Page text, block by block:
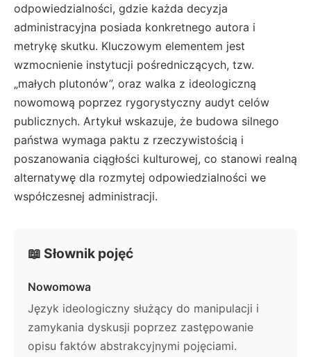
odpowiedzialności, gdzie każda decyzja
administracyjna posiada konkretnego autora i
metrykę skutku. Kluczowym elementem jest
wzmocnienie instytucji pośredniczących, tzw.
„małych plutonów”, oraz walka z ideologiczną
nowomową poprzez rygorystyczny audyt celów
publicznych. Artykuł wskazuje, że budowa silnego
państwa wymaga paktu z rzeczywistością i
poszanowania ciągłości kulturowej, co stanowi realną
alternatywę dla rozmytej odpowiedzialności we
współczesnej administracji.
📖 Słownik pojęć
Nowomowa
Język ideologiczny służący do manipulacji i
zamykania dyskusji poprzez zastępowanie
opisu faktów abstrakcyjnymi pojęciami.